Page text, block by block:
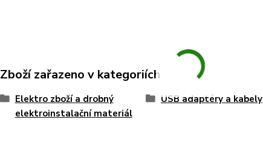
Zboží zařazeno v kategoriích
Elektro zboží a drobný
elektroinstalační materiál
USB adaptéry a kabely